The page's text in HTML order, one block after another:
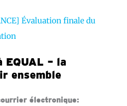
Évaluation finale du
EQUAL – la
ensemble
électronique: